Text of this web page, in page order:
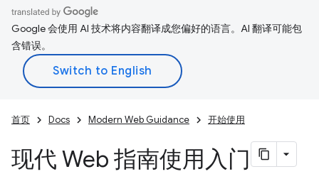
Google 会使用 AI 技术将内容翻译成您偏好的语言。AI 翻译可能包
含错误。
首页 Docs Modern Web Guidance 开始使用
现代 Web 指南使用入门